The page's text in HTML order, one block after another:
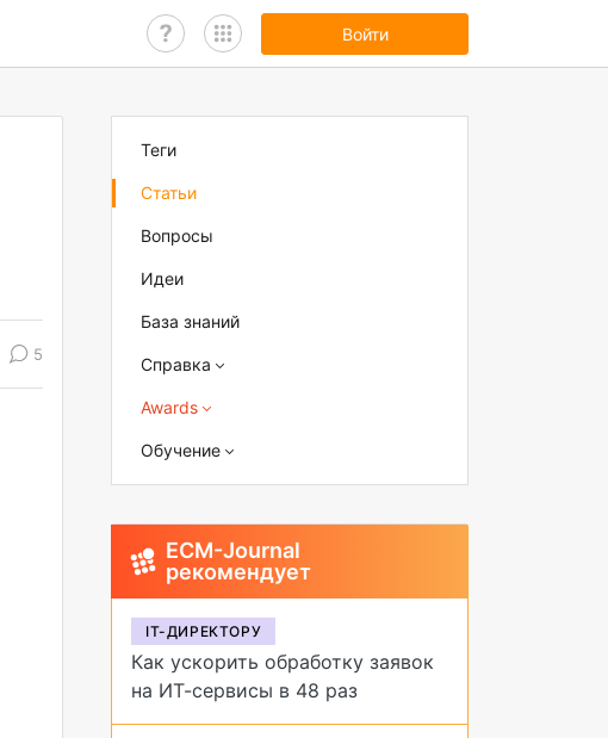
Войти
5
Теги
Статьи
Вопросы
Идеи
База знаний
Справка
Awards
Обучение
ECM-Journal
рекомендует
IT-ДИРЕКТОРУ
Как ускорить обработку заявок
на ИТ-сервисы в 48 раз